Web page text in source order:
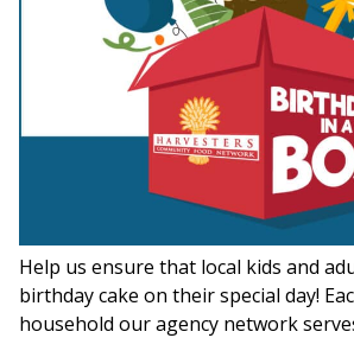
Help us ensure that local kids and
birthday cake on their special day!
household our agency network